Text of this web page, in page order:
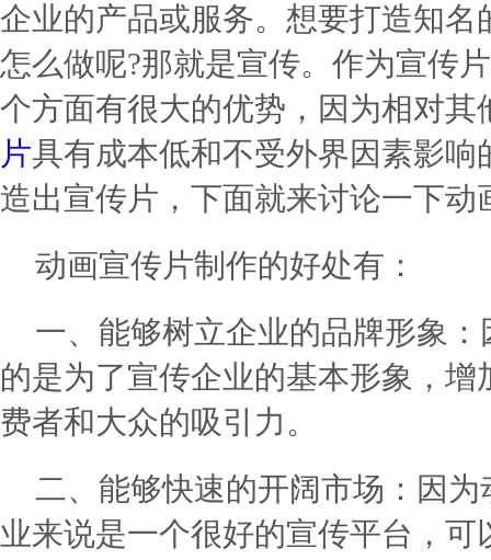
企业的产品或服务。想要打造知
怎么做呢?那就是宣传。作为宣传
个方面有很大的优势，因为相对其
片具有成本低和不受外界因素影
造出宣传片，下面就来讨论一下
动画宣传片制作的好处有：
一、能够树立企业的品牌形象：
的是为了宣传企业的基本形象，
费者和大众的吸引力。
二、能够快速的开阔市场：因
业来说是一个很好的宣传平台，